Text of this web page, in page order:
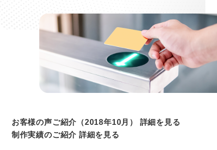
ICカードの利⽤⽤途
ICカード製品 / サービス活⽤事例
お問い合わせ
お客様の声ご紹介（2018年10月） 詳細を見る
制作実績のご紹介 詳細を見る